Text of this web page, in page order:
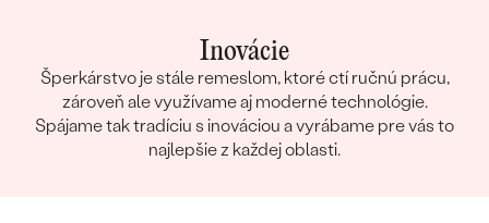
Inovácie
Šperkárstvo je stále remeslom, ktoré ctí ručnú prácu,
zároveň ale využívame aj moderné technológie.
Spájame tak tradíciu s inováciou a vyrábame pre vás to
najlepšie z každej oblasti.